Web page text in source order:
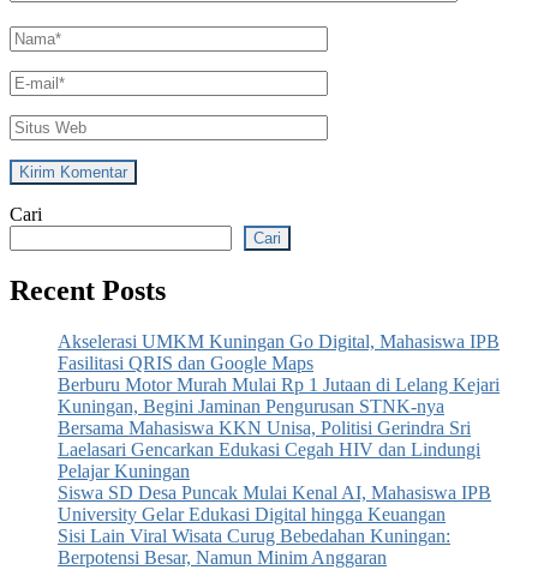
Name*
Email*
Situs
Web
Cari
Cari
Recent Posts
Akselerasi UMKM Kuningan Go Digital, Mahasiswa IPB
Fasilitasi QRIS dan Google Maps
Berburu Motor Murah Mulai Rp 1 Jutaan di Lelang Kejari
Kuningan, Begini Jaminan Pengurusan STNK-nya
Bersama Mahasiswa KKN Unisa, Politisi Gerindra Sri
Laelasari Gencarkan Edukasi Cegah HIV dan Lindungi
Pelajar Kuningan
Siswa SD Desa Puncak Mulai Kenal AI, Mahasiswa IPB
University Gelar Edukasi Digital hingga Keuangan
Sisi Lain Viral Wisata Curug Bebedahan Kuningan:
Berpotensi Besar, Namun Minim Anggaran